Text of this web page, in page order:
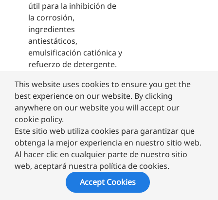
útil para la inhibición de
la corrosión,
ingredientes
antiestáticos,
emulsificación catiónica y
refuerzo de detergente.
limpiadores y
desengrasantes de uso
general.
View Product
This website uses cookies to ensure you get the
best experience on our website. By clicking
anywhere on our website you will accept our
cookie policy.
Este sitio web utiliza cookies para garantizar que
obtenga la mejor experiencia en nuestro sitio web.
Al hacer clic en cualquier parte de nuestro sitio
web, aceptará nuestra política de cookies.
Accept Cookies